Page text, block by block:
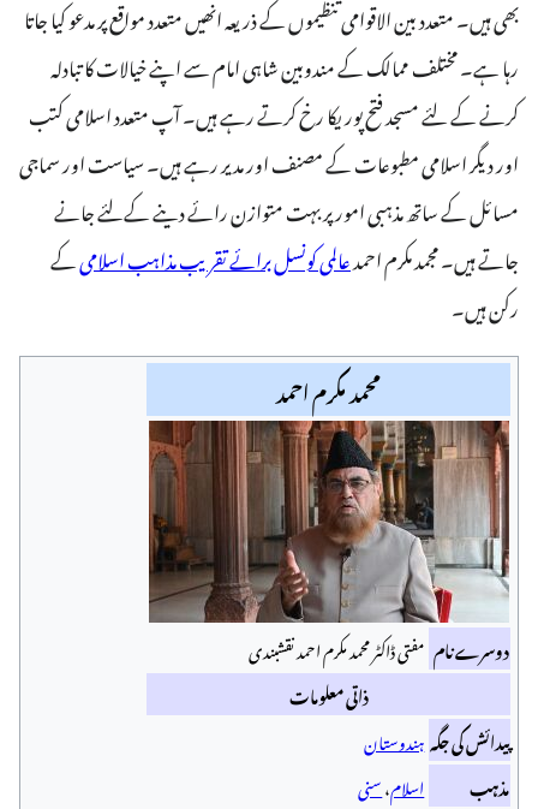
بھی ہیں۔ متعدد بین الاقوامی تنظیموں کے ذریعہ انھیں متعدد مواقع پر مدعو کیا جاتا
رہا ہے۔ مختلف ممالک کے مندوبین شاہی امام سے اپنے خیالات کا تبادلہ
کرنے کے لئے مسجد فتح پوریکا رخ کرتے رہے ہیں۔ آپ متعدد اسلامی کتب
اور دیگر اسلامی مطبوعات کے مصنف اور مدیر رہے ہیں۔ سیاست اور سماجی
مسائل کے ساتھ مذہبی امور پر بہت متوازن رائے دینے کےلئے جانے
جاتے ہیں۔ مجمد مکرم احمدعالمی کونسل برائے تقریب مذاہب اسلامیکے
رکن ہیں۔
محمد مکرم احمد
دوسرے نام مفتی ڈاکٹر محمد مکرم احمد نقشبندی
ذاتی معلومات
پیدائش کی جگہہندوستان
مذہب
اسلام،سنی